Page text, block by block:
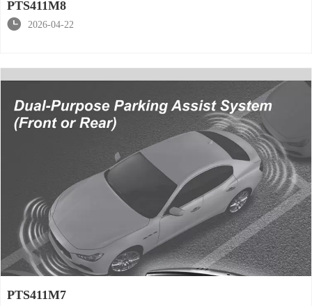
PTS411M8

2026-04-22
PTS411M7